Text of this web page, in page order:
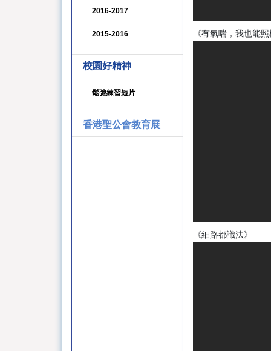
2016-2017
2015-2016
校園好精神
鬆弛練習短片
香港聖公會教育展
《有氣喘，我也能
《細路都識法》